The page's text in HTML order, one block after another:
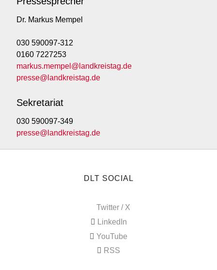
Dr. Markus Mempel
030 590097-312
0160 7227253
markus.mempel@landkreistag.de
presse@landkreistag.de
Sekretariat
030 590097-349
presse@landkreistag.de
DLT SOCIAL
Twitter / X
LinkedIn
YouTube
RSS